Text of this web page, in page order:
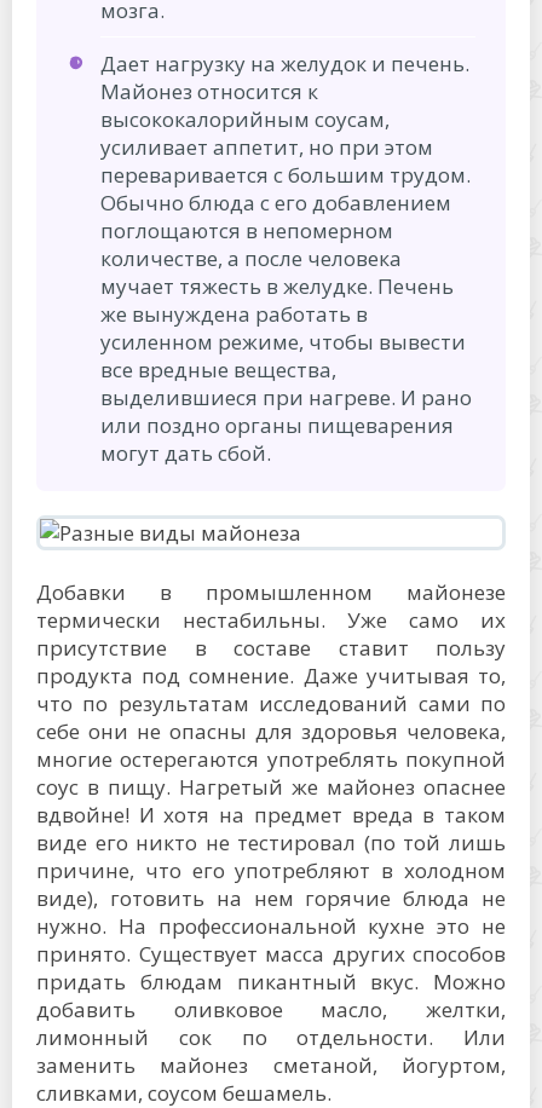
мозга.
Дает нагрузку на желудок и печень.
Майонез относится к
высококалорийным соусам,
усиливает аппетит, но при этом
переваривается с большим трудом.
Обычно блюда с его добавлением
поглощаются в непомерном
количестве, а после человека
мучает тяжесть в желудке. Печень
же вынуждена работать в
усиленном режиме, чтобы вывести
все вредные вещества,
выделившиеся при нагреве. И рано
или поздно органы пищеварения
могут дать сбой.
Добавки в промышленном майонезе
термически нестабильны. Уже само их
присутствие в составе ставит пользу
продукта под сомнение. Даже учитывая то,
что по результатам исследований сами по
себе они не опасны для здоровья человека,
многие остерегаются употреблять покупной
соус в пищу. Нагретый же майонез опаснее
вдвойне! И хотя на предмет вреда в таком
виде его никто не тестировал (по той лишь
причине, что его употребляют в холодном
виде), готовить на нем горячие блюда не
нужно. На профессиональной кухне это не
принято. Существует масса других способов
придать блюдам пикантный вкус. Можно
добавить оливковое масло, желтки,
лимонный сок по отдельности. Или
заменить майонез сметаной, йогуртом,
сливками, соусом бешамель.